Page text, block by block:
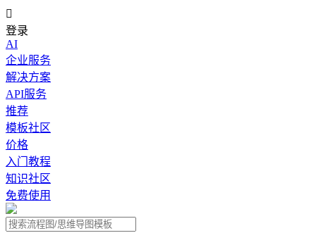

登录
AI
企业服务
解决方案
API服务
推荐
模板社区
价格
入门教程
知识社区
免费使用